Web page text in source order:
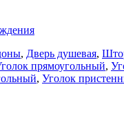
, Дверь душевая,
прямоугольный,
, Уголок